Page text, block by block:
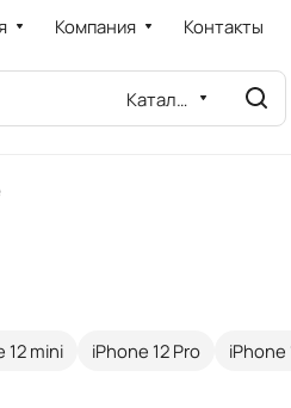
Компания Контакты
Каталог
12 mini iPhone 12 Pro iPhone